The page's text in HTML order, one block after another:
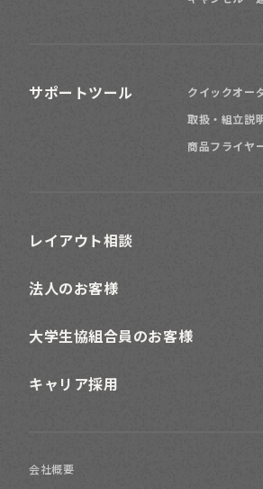
サポートツール
クイックオー
取扱・組立説
商品フライヤ
レイアウト相談
法人のお客様
大学生協組合員のお客様
キャリア採用
会社概要